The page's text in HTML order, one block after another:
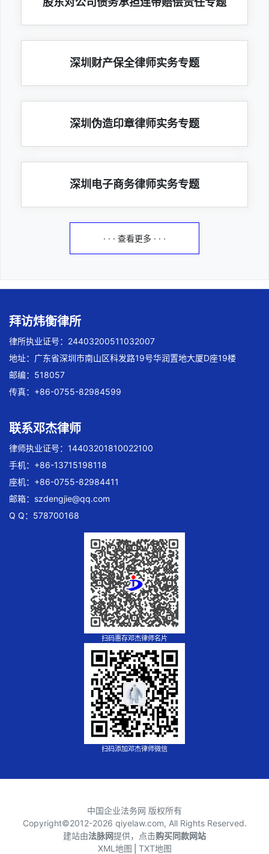
深圳财产保全律师实务专题
深圳伪造印章律师实务专题
深圳电子商务律师实务专题
· · · 查看更多 · · ·
拜访炜衡律所
律所执业证号：24403200511032007
地址：广东省深圳市南山区科发路19号华润置地大厦D座19楼
邮编：518057
传真：+86-0755-82984599
联系邓杰律师
律师执业证号：14403201810022100
手机：+86-13715198118
座机：+86-0755-82984411
邮箱： szdengjie@qq.com
Q Q：578700168
扫码惠存邓杰律师名片
扫码添加邓杰律师微信
中国企业法务网 版权所有
Copyright©2012-2026 qiyelaw.com, All Rights Reserved.
建站由法脉网提供，点击购买同款网站
XML地图 TXT地图